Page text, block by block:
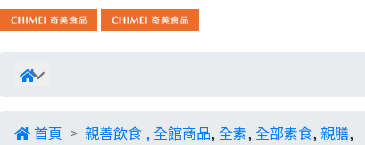
首頁 親善飲食 ,全館商品,全素,全部素食,親膳,